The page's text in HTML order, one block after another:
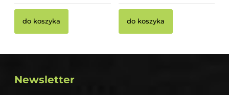
do koszyka do koszyka
Newsletter